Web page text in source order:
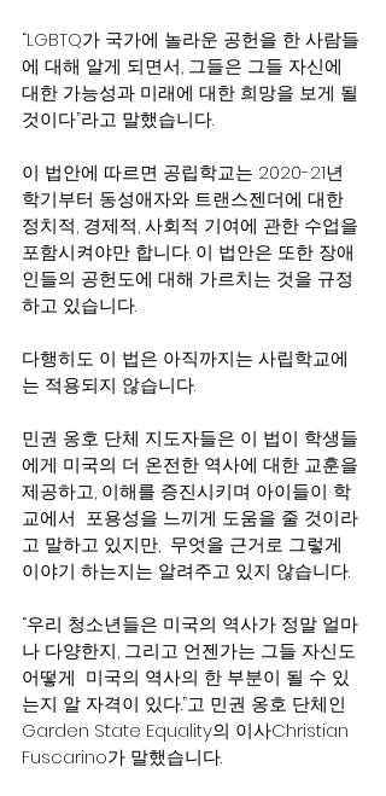
“LGBTQ가 국가에 놀라운 공헌을 한 사람들
에 대해 알게 되면서, 그들은 그들 자신에
대한 가능성과 미래에 대한 희망을 보게 될
것이다”라고 말했습니다.
이 법안에 따르면 공립학교는 2020-21년
학기부터 동성애자와 트랜스젠더에 대한
정치적, 경제적, 사회적 기여에 관한 수업을
포함시켜야만 합니다. 이 법안은 또한 장애
인들의 공헌도에 대해 가르치는 것을 규정
하고 있습니다.
다행히도 이 법은 아직까지는 사립학교에
는 적용되지 않습니다.
민권 옹호 단체 지도자들은 이 법이 학생들
에게 미국의 더 온전한 역사에 대한 교훈을
제공하고, 이해를 증진시키며 아이들이 학
교에서  포용성을 느끼게 도움을 줄 것이라
고 말하고 있지만,  무엇을 근거로 그렇게
이야기 하는지는 알려주고 있지 않습니다.
“우리 청소년들은 미국의 역사가 정말 얼마
나 다양한지, 그리고 언젠가는 그들 자신도
어떻게  미국의 역사의 한 부분이 될 수 있
는지 알 자격이 있다.”고 민권 옹호 단체인
Garden State Equality의 이사Christian
Fuscarino가 말했습니다.